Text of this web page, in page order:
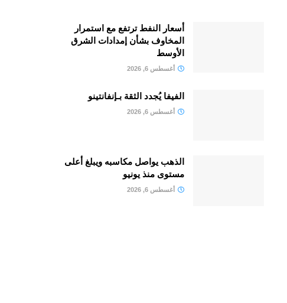
أسعار النفط ترتفع مع استمرار
المخاوف بشأن إمدادات الشرق
الأوسط
أغسطس 6, 2026
الفيفا يُجدد الثقة بـإنفانتينو
أغسطس 6, 2026
الذهب يواصل مكاسبه ويبلغ أعلى
مستوى منذ يونيو
أغسطس 6, 2026